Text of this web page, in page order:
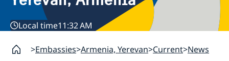
Local time11:32 AM
Embassies Armenia, Yerevan Current News